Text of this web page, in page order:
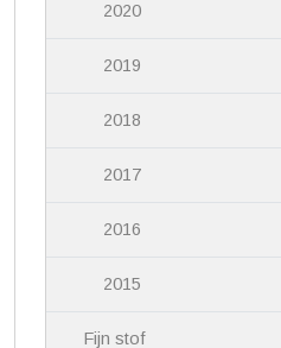
2020
2019
2018
2017
2016
2015
Fijn stof